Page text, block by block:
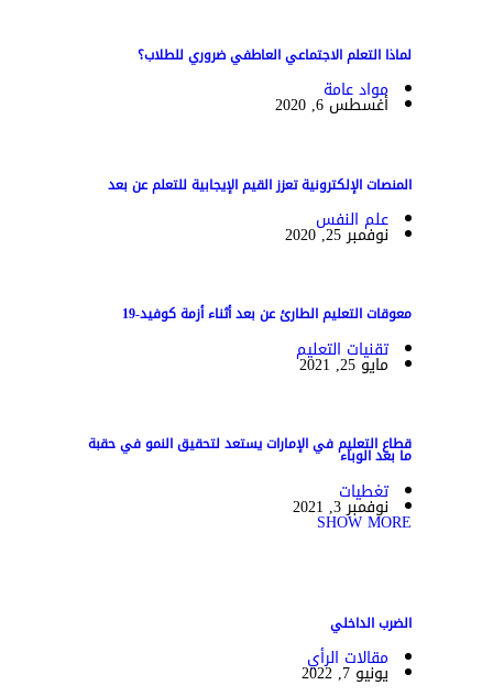
لماذا التعلم الاجتماعي العاطفي ضروري للطلاب؟
مواد عامة
أغسطس 6, 2020
المنصات الإلكترونية تعزز القيم الإيجابية للتعلم عن بعد
علم النفس
نوفمبر 25, 2020
معوقات التعليم الطارئ عن بعد أثناء أزمة كوفيد-19
تقنيات التعليم
مايو 25, 2021
قطاع التعليم في الإمارات يستعد لتحقيق النمو في حقبة
ما بعد الوباء
تغطيات
نوفمبر 3, 2021
SHOW MORE
الضرب الداخلي
مقالات الرأي
يونيو 7, 2022